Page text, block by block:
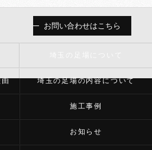
お問い合わせはこちら
由 埼玉の足場の内容について
施工事例
お知らせ